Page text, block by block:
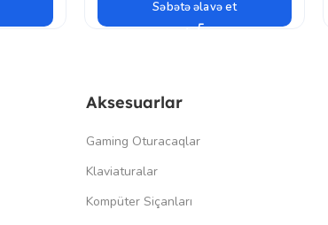
Səbətə əlavə et
Aksesuarlar
Gaming Oturacaqlar
Klaviaturalar
Kompüter Siçanları